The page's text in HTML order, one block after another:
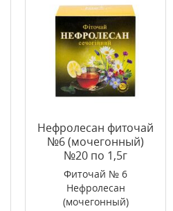
Нефролесан фиточай
№6 (мочегонный)
№20 по 1,5г
Фиточай № 6
Нефролесан
(мочегонный)